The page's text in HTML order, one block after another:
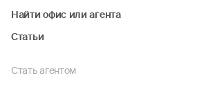
Найти офис или агента
Статьи
Стать агентом